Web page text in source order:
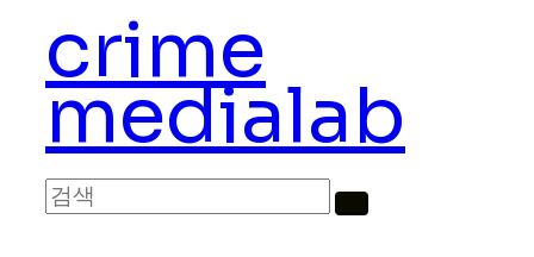
crime
medialab